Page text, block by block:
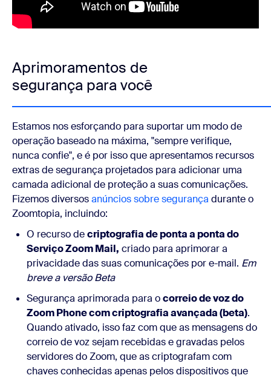
Aprimoramentos de
segurança para você
Estamos nos esforçando para suportar um modo de
operação baseado na máxima, "sempre verifique,
nunca confie", e é por isso que apresentamos recursos
extras de segurança projetados para adicionar uma
camada adicional de proteção a suas comunicações.
Fizemos diversosanúncios sobre segurança durante o
Zoomtopia, incluindo:
O recurso decriptografia de ponta a ponta do
Serviço Zoom Mail, criado para aprimorar a
privacidade das suas comunicações por e-mail. Em
breve a versão Beta
Segurança aprimorada para ocorreio de voz do
Zoom Phone com criptografia avançada (beta).
Quando ativado, isso faz com que as mensagens do
correio de voz sejam recebidas e gravadas pelos
servidores do Zoom, que as criptografam com
chaves conhecidas apenas pelos dispositivos que